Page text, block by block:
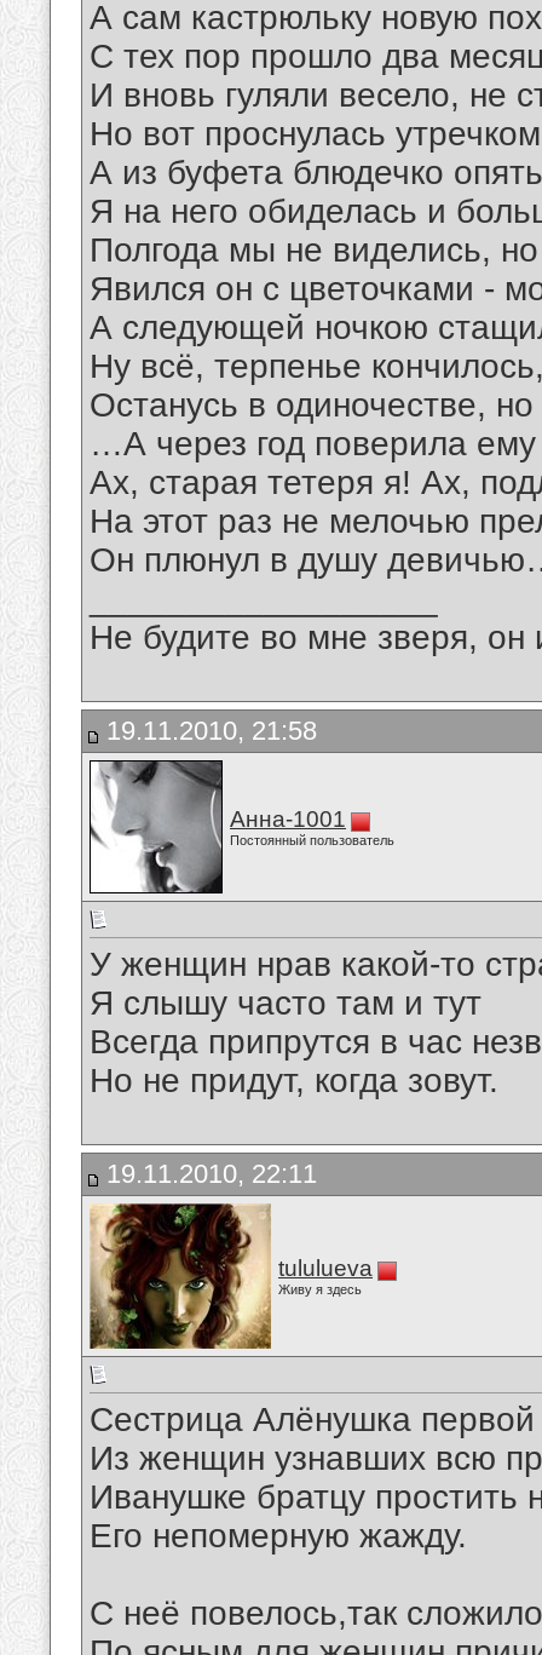
А сам кастрюльку новую
С тех пор прошло два
И вновь гуляли весело, не
Но вот проснулась
А из буфета блюдечко
Я на него обиделась и
Полгода мы не виделись,
Явился он с цветочками -
А следующей ночкою
Ну всё, терпенье
Останусь в одиночестве,
…А через год поверила
Ах, старая тетеря я! Ах,
На этот раз не мелочью
Он плюнул в душу
Не будите во мне зверя, он
19.11.2010, 21:58
Анна-1001
Постоянный пользователь
У женщин нрав какой-то
Я слышу часто там и тут
Всегда припрутся в час
Но не придут, когда зовут.
19.11.2010, 22:11
tululueva
Живу я здесь
Сестрица Алёнушка
Из женщин узнавших всю
Иванушке братцу простить
Его непомерную жажду.
С неё повелось,так